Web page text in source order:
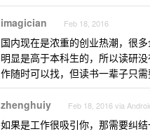
imagician Feb 18, 2016
国内现在是浓重的创业热潮，很
明显是高于本科生的，所以读研
作随时可以找，但读书一辈子只需
zhenghuiy Feb 18, 2016 via
如果是工作很吸引你，那需要纠